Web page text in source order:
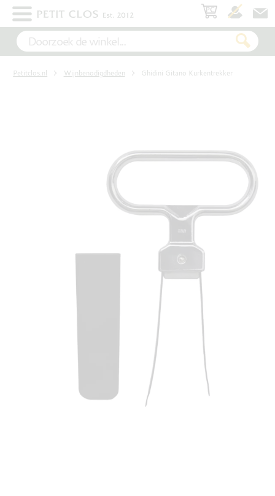
WIT
ROSÉ
Petitclos.nl Wijnbenodigdheden Ghidini Gitano Kurkentrekker